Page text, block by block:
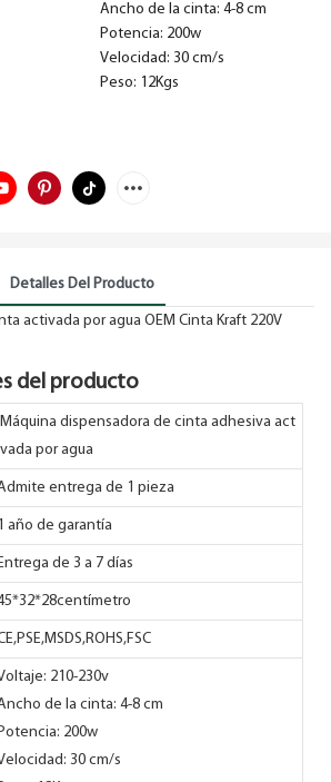
Ancho de la cinta: 4-8 cm
Potencia: 200w
Velocidad: 30 cm/s
Peso: 12Kgs
Detalles Del Producto
del producto
Máquina dispensadora de cinta adhesiva act
por agua
entrega de 1 pieza
1 año de garantía
Entrega de 3 a 7 días
210-230v
de la cinta: 4-8 cm
Potencia: 200w
30 cm/s